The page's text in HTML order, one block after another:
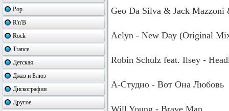
Pop
R'n'B
Rock
Trance
Детская
Джаз и Блюз
Дискографии
Другое
Geo Da Silva & Jack
Aelyn - New Day (Original
Robin Schulz feat. Ilsey -
А-Студио - Вот Она Любовь
Will Young - Brave Man